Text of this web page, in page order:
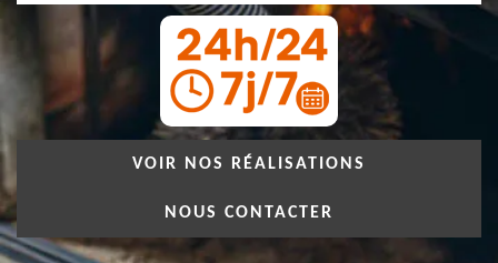
VOIR NOS RÉALISATIONS
NOUS CONTACTER